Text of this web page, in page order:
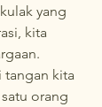
yang
kita
tangan kita
orang